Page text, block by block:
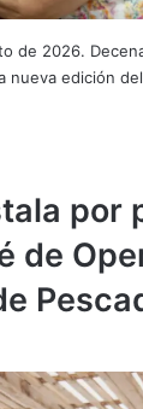
de 2026.
nueva edición
por
de